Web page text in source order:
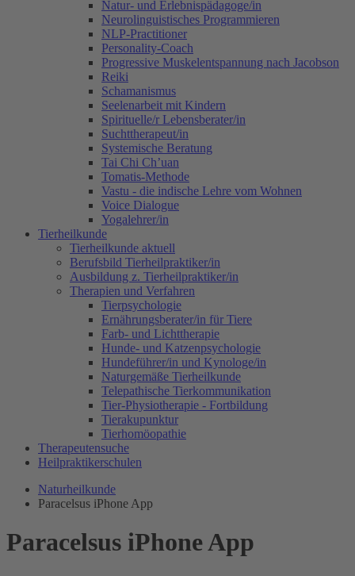
Natur- und Erlebnispädagoge/in
Neurolinguistisches Programmieren
NLP-Practitioner
Personality-Coach
Progressive Muskelentspannung nach Jacobson
Reiki
Schamanismus
Seelenarbeit mit Kindern
Spirituelle/r Lebensberater/in
Suchttherapeut/in
Systemische Beratung
Tai Chi Ch’uan
Tomatis-Methode
Vastu - die indische Lehre vom Wohnen
Voice Dialogue
Yogalehrer/in
Tierheilkunde
Tierheilkunde aktuell
Berufsbild Tierheilpraktiker/in
Ausbildung z. Tierheilpraktiker/in
Therapien und Verfahren
Tierpsychologie
Ernährungsberater/in für Tiere
Farb- und Lichttherapie
Hunde- und Katzenpsychologie
Hundeführer/in und Kynologe/in
Naturgemäße Tierheilkunde
Telepathische Tierkommunikation
Tier-Physiotherapie - Fortbildung
Tierakupunktur
Tierhomöopathie
Therapeutensuche
Heilpraktikerschulen
Naturheilkunde
Paracelsus iPhone App
Paracelsus iPhone App